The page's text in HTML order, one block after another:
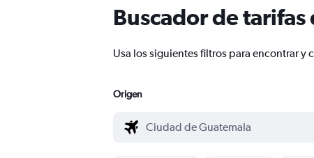
Buscador de
Usa los siguientes filtros para encontrar y
Origen